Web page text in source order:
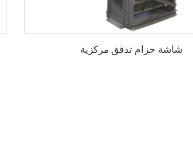
شاشة حزام تدفق مركزية